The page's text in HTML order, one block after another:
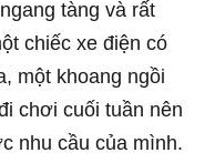
tàng và rất
chiếc xe điện có
một khoang ngồi
chơi cuối tuần nên
nhu cầu của mình.